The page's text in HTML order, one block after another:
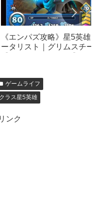
《エンパズ攻略》星5英雄デ
ータリスト｜グリムスチー
ゲームライフ
ラス星5英雄
ンク